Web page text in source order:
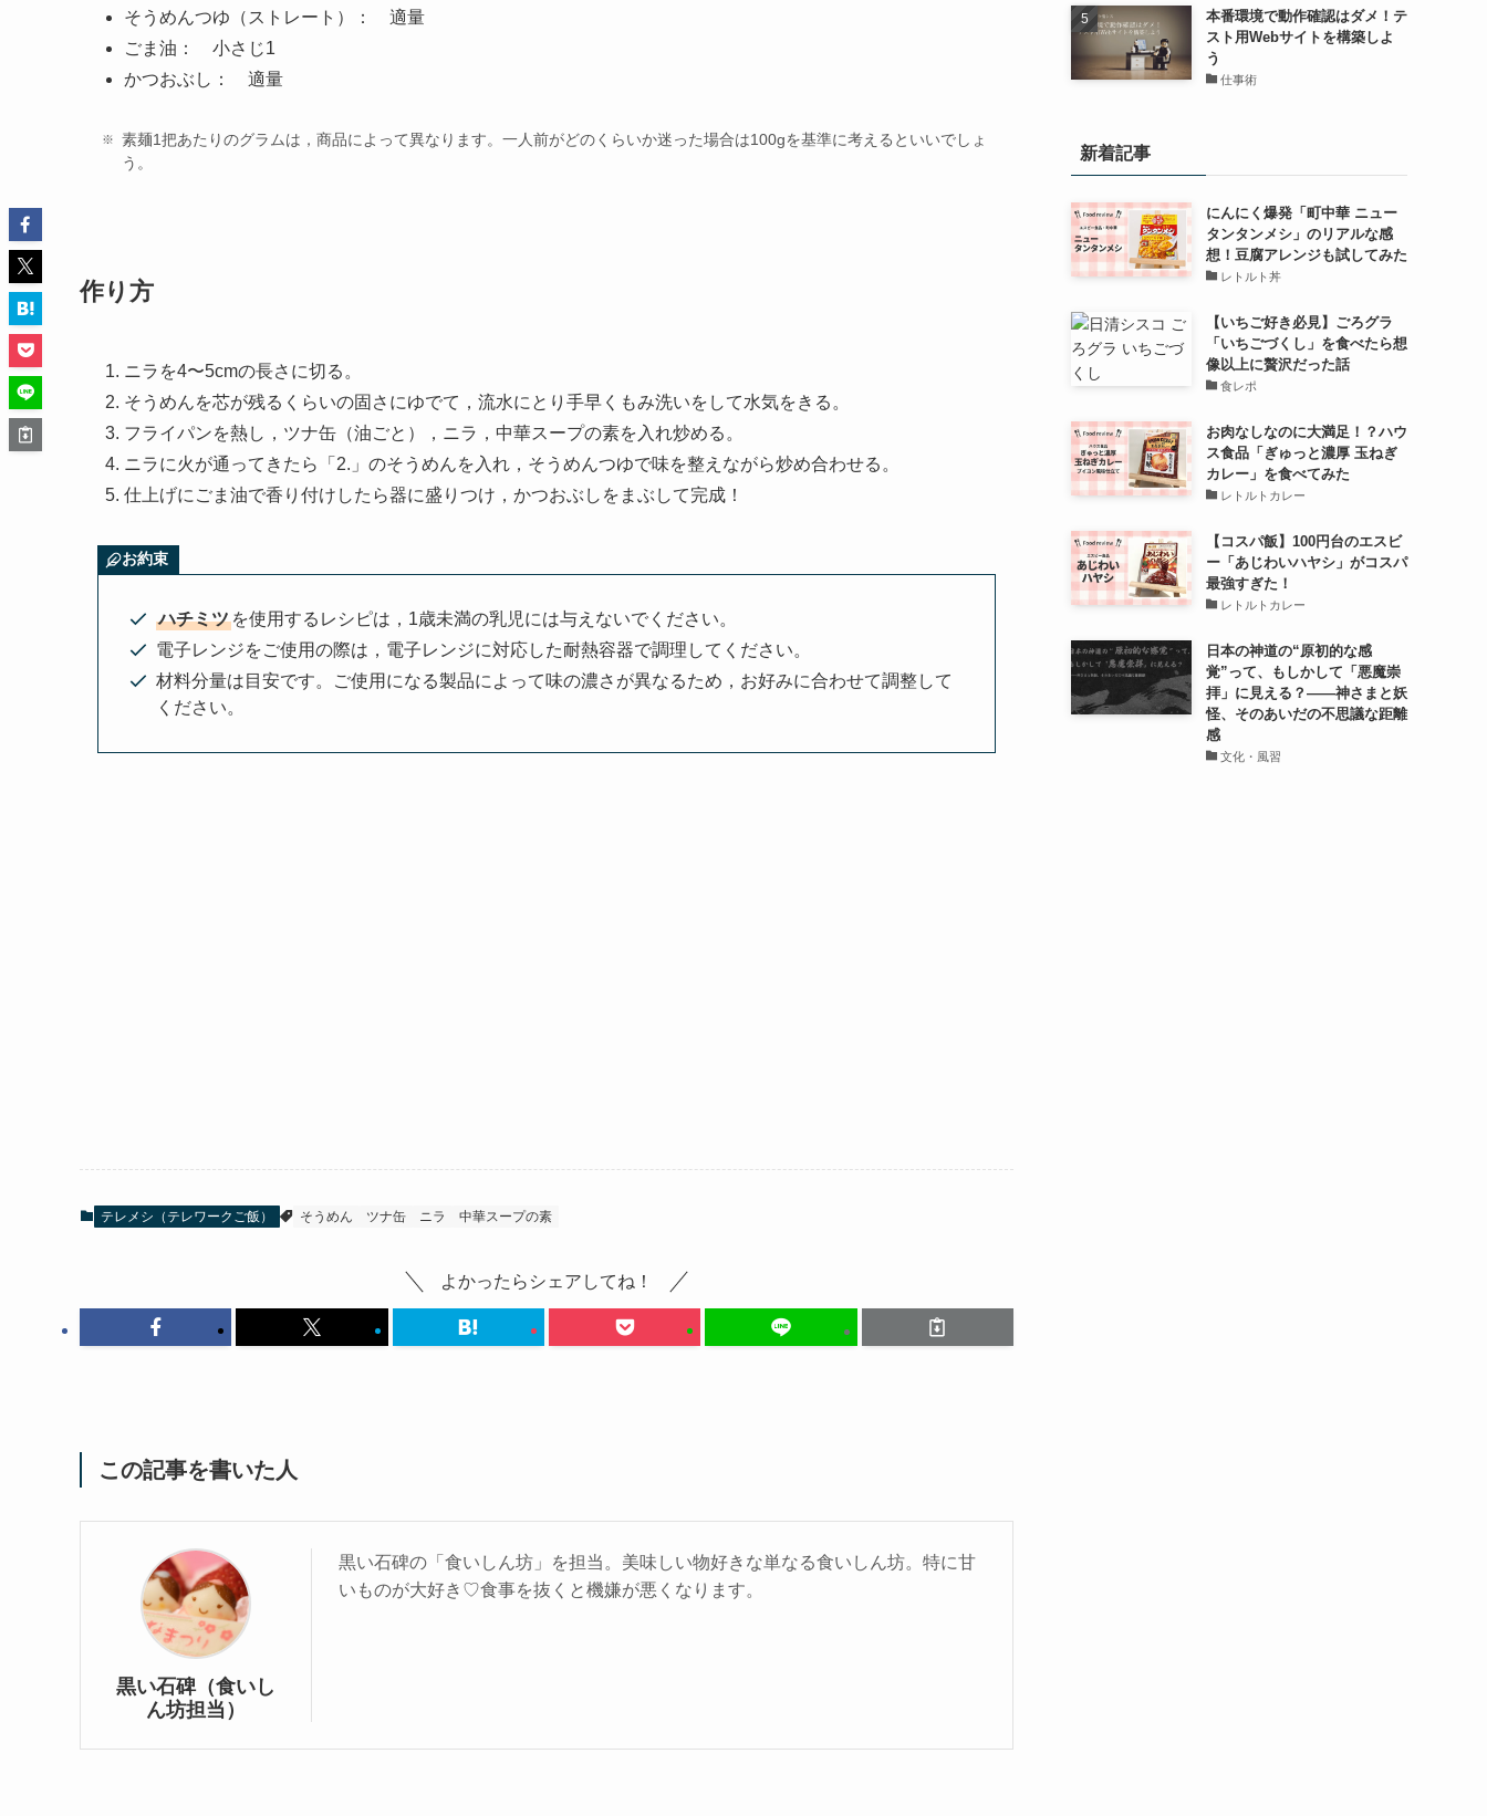
そうめんつゆ（ストレート）：
適量
ごま油：
小さじ1
かつおぶし： 適量
素麺1把あたりのグラムは，商品によって異なります。一人前がどのくらいか迷った場合は100gを基準に考えるといいでしょ
う。
作り方
ニラを4〜5cmの長さに切る。
そうめんを芯が残るくらいの固さにゆでて，流水にとり手早くもみ洗いをして水気をきる。
フライパンを熱し，ツナ缶（油ごと），ニラ，中華スープの素を入れ炒める。
ニラに火が通ってきたら「2.」のそうめんを入れ，そうめんつゆで味を整えながら炒め合わせる。
仕上げにごま油で香り付けしたら器に盛りつけ，かつおぶしをまぶして完成！
お約束
ハチミツ を使用するレシピは，1歳未満の乳児には与えないでください。
電子レンジをご使用の際は，電子レンジに対応した耐熱容器で調理してください。
材料分量は目安です。ご使用になる製品によって味の濃さが異なるため，お好みに合わせて調整して
ください。
テレメシ（テレワークご飯） そうめん ツナ缶 ニラ 中華スープの素
よかったらシェアしてね！
この記事を書いた人
黒い石碑（食いし
ん坊担当）
黒い石碑の「食いしん坊」を担当。美味しい物好きな単なる食いしん坊。特に甘
いものが大好き♡食事を抜くと機嫌が悪くなります。
本番環境で動作確認はダメ！テ
スト用Webサイトを構築しよ
う
仕事術
新着記事
にんにく爆発「町中華 ニュー
タンタンメシ」のリアルな感
想！豆腐アレンジも試してみた
レトルト丼
【いちご好き必見】ごろグラ
「いちごづくし」を食べたら想
像以上に贅沢だった話
食レポ
お肉なしなのに大満足！？ハウ
ス食品「ぎゅっと濃厚 玉ねぎ
カレー」を食べてみた
レトルトカレー
【コスパ飯】100円台のエスビ
ー「あじわいハヤシ」がコスパ
最強すぎた！
レトルトカレー
日本の神道の“原初的な感
覚”って、もしかして「悪魔崇
拝」に見える？――神さまと妖
怪、そのあいだの不思議な距離
感
文化・風習